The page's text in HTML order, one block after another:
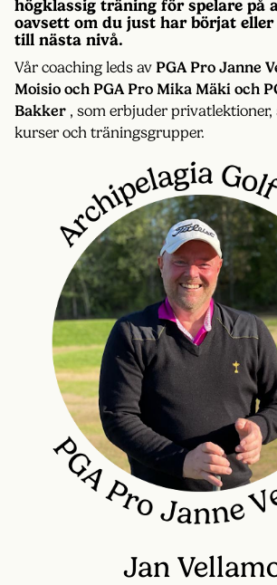
högklassig träning för spelare på
oavsett om du just har börjat
till nästa nivå.
Vår coaching leds av PGA Pro Janne
Moisio och PGA Pro Mika Mäki och
Bakker , som erbjuder
kurser och träningsgrupper.
Jan